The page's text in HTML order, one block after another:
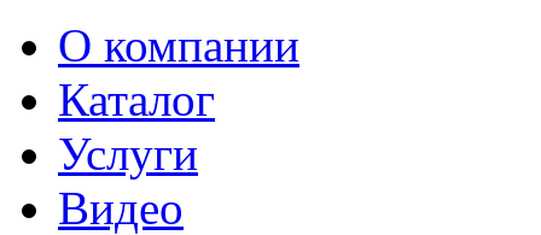
О компании
Каталог
Услуги
Видео